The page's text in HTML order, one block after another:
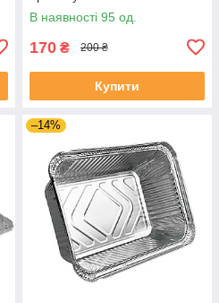
(325х260х65) ( без кришки)
уп 10шт.
В наявності 95 од.
170 ₴ 200 ₴
Купити
–14%